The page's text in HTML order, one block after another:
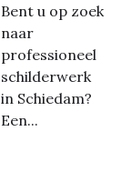
Bent u op zoek
naar
professioneel
schilderwerk
in Schiedam?
Een...